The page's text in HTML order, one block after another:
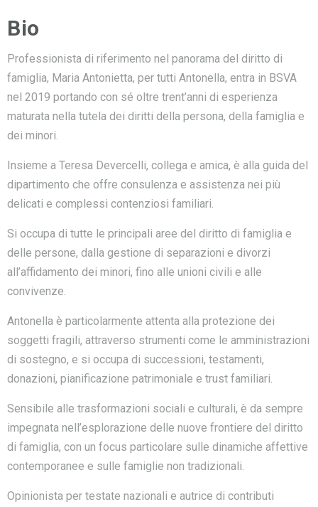
Bio
Professionista di riferimento nel panorama del diritto di
famiglia, Maria Antonietta, per tutti Antonella, entra in BSVA
nel 2019 portando con sé oltre trent’anni di esperienza
maturata nella tutela dei diritti della persona, della famiglia e
dei minori.
Insieme a Teresa Devercelli, collega e amica, è alla guida del
dipartimento che offre consulenza e assistenza nei più
delicati e complessi contenziosi familiari.
Si occupa di tutte le principali aree del diritto di famiglia e
delle persone, dalla gestione di separazioni e divorzi
all’affidamento dei minori, fino alle unioni civili e alle
convivenze.
Antonella è particolarmente attenta alla protezione dei
soggetti fragili, attraverso strumenti come le amministrazioni
di sostegno, e si occupa di successioni, testamenti,
donazioni, pianificazione patrimoniale e trust familiari.
Sensibile alle trasformazioni sociali e culturali, è da sempre
impegnata nell’esplorazione delle nuove frontiere del diritto
di famiglia, con un focus particolare sulle dinamiche affettive
contemporanee e sulle famiglie non tradizionali.
Opinionista per testate nazionali e autrice di contributi